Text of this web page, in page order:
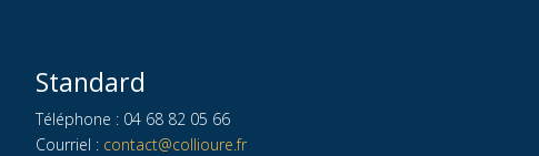
Standard
Téléphone : 04 68 82 05 66
Courriel : contact@collioure.fr